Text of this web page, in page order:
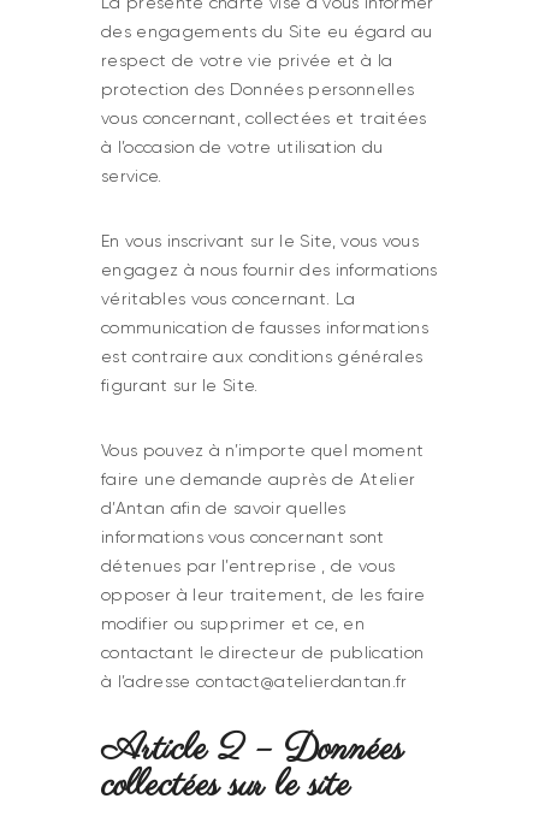
des engagements du Site eu égard au
respect de votre vie privée et à la
protection des Données personnelles
vous concernant, collectées et traitées
à l’occasion de votre utilisation du
service.
En vous inscrivant sur le Site, vous vous
engagez à nous fournir des informations
véritables vous concernant. La
communication de fausses informations
est contraire aux conditions générales
figurant sur le Site.
Vous pouvez à n’importe quel moment
faire une demande auprès de Atelier
d’Antan afin de savoir quelles
informations vous concernant sont
détenues par l’entreprise , de vous
opposer à leur traitement, de les faire
modifier ou supprimer et ce, en
contactant le directeur de publication
à l’adresse contact@atelierdantan.fr
Article 2 – Données
collectées sur le site